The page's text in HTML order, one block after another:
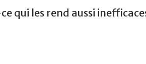
qui les rend aussi